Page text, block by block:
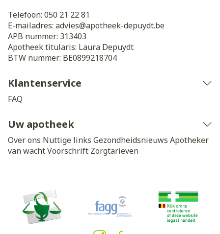
Telefoon: 050 21 22 81
E-mailadres: advies@apotheek-depuydt.be
APB nummer: 313403
Apotheek titularis: Laura Depuydt
BTW nummer: BE0899218704
Klantenservice
FAQ
Uw apotheek
Over ons Nuttige links Gezondheidsnieuws Apotheker
van wachtVoorschrift Zorgtarieven